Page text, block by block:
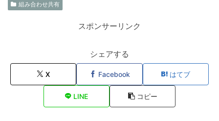
組み合わせ共有
スポンサーリンク
シェアする
X Facebook はてブ
LINE コピー